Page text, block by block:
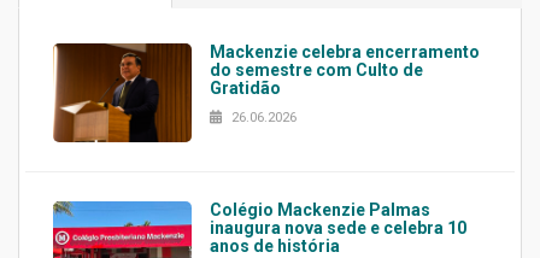
Mackenzie celebra encerramento
do semestre com Culto de
Gratidão
26.06.2026
Colégio Mackenzie Palmas
inaugura nova sede e celebra 10
anos de história